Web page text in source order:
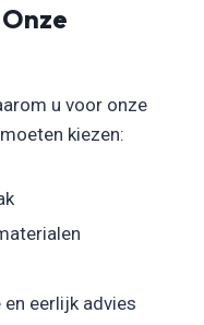
u voor onze
kiezen:
eerlijk advies